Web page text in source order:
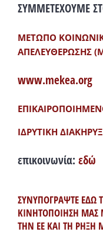
ΣΥΜΜΕΤΕΧΟΥΜΕ
ΜΕΤΩΠΟ
ΑΠΕΛΕΥΘΕΡΩΣΗΣ
www.mekea.org
ΙΔΡΥΤΙΚΗ
επικοινωνία: εδώ
ΣΥΝΥΠΟΓΡΑΨΤΕ ΕΔΩ
ΚΙΝΗΤΟΠΟΙΗΣΗ
ΤΗΝ ΕΕ ΚΑΙ ΤΗ